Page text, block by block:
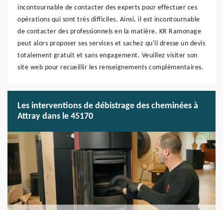
incontournable de contacter des experts pour effectuer ces
opérations qui sont très difficiles. Ainsi, il est incontournable
de contacter des professionnels en la matière. KR Ramonage
peut alors proposer ses services et sachez qu'il dresse un devis
totalement gratuit et sans engagement. Veuillez visiter son
site web pour recueillir les renseignements complémentaires.
Les interventions de débistrage des cheminées à
Attray dans le 45170